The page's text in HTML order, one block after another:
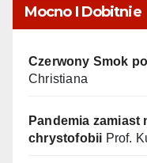
Mocno I Dobitnie
Czerwony Smok
Christiana
Pandemia zamiast
chrystofobii Prof.